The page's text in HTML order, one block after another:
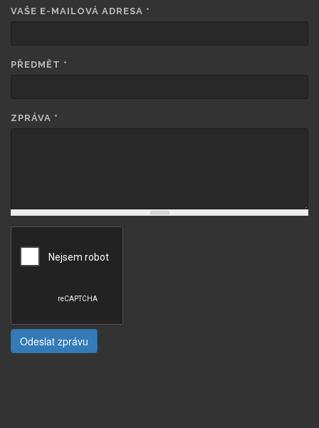
VAŠE E-MAILOVÁ ADRESA *
PŘEDMĚT *
ZPRÁVA *
Odeslat zprávu